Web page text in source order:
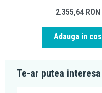
2.355,64 RON
Adauga in cos
Te-ar putea interesa